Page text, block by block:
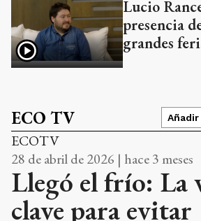
Lucio
presencia
grandes
ECO TV
ECOTV
28 de abril de 2026 | hace 3 meses
Llegó el frío: La
clave para evitar